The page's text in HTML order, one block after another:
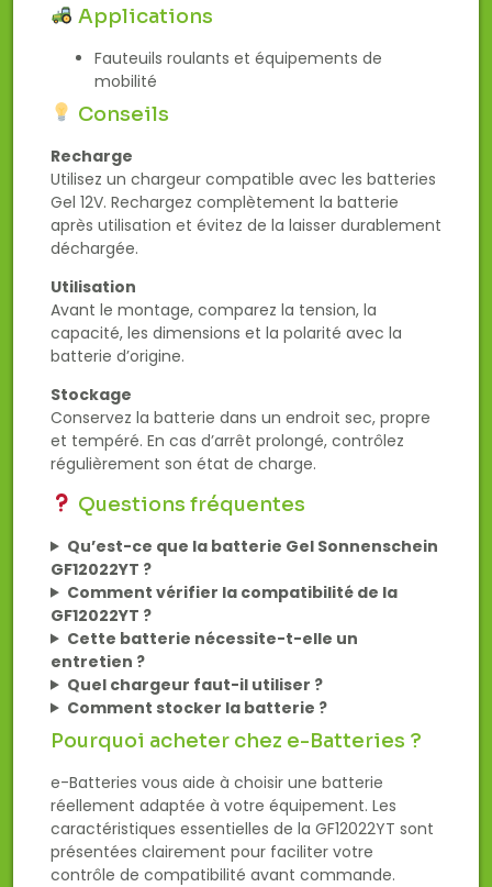
Applications
Fauteuils roulants et équipements de
mobilité
Conseils
Recharge
Utilisez un chargeur compatible avec les batteries
Gel 12V. Rechargez complètement la batterie
après utilisation et évitez de la laisser durablement
déchargée.
Utilisation
Avant le montage, comparez la tension, la
capacité, les dimensions et la polarité avec la
batterie d’origine.
Stockage
Conservez la batterie dans un endroit sec, propre
et tempéré. En cas d’arrêt prolongé, contrôlez
régulièrement son état de charge.
Questions fréquentes
Qu’est-ce que la batterie Gel Sonnenschein
GF12022YT ?
Comment vérifier la compatibilité de la
GF12022YT ?
Cette batterie nécessite-t-elle un
entretien ?
Quel chargeur faut-il utiliser ?
Comment stocker la batterie ?
Pourquoi acheter chez e-Batteries ?
e-Batteries vous aide à choisir une batterie
réellement adaptée à votre équipement. Les
caractéristiques essentielles de la GF12022YT sont
présentées clairement pour faciliter votre
contrôle de compatibilité avant commande.